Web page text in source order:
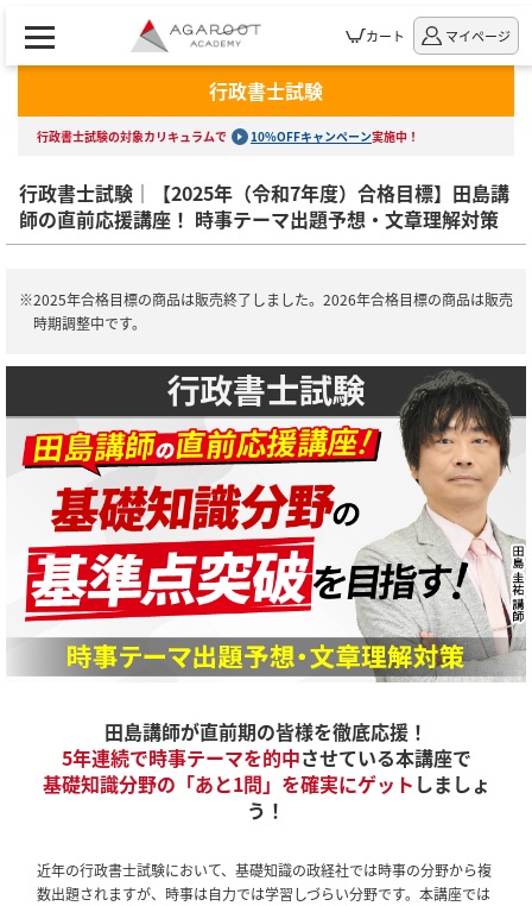
カート マイページ
行政書士試験
行政書士試験の対象カリキュラムで 10%OFFキャンペーン実施中！
行政書士試験｜【2025年（令和7年度）合格目標】田島講
師の直前応援講座！ 時事テーマ出題予想・文章理解対策
※2025年合格目標の商品は販売終了しました。2026年合格目標の商品は販売
時期調整中です。
田島講師が直前期の皆様を徹底応援！
5年連続で時事テーマを的中させている本講座で
基礎知識分野の「あと1問」を確実にゲット しましょ
う！
近年の行政書士試験において、基礎知識の政経社では時事の分野から複
数出題されますが、時事は自力では学習しづらい分野です。本講座では